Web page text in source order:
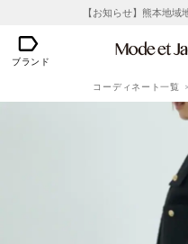
【お知らせ】熊本地
ブランド
コーディネート一覧